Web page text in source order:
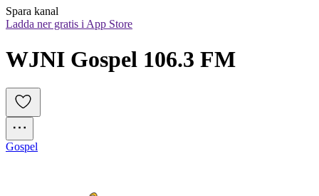
Spara kanal
Ladda ner gratis i App Store
WJNI Gospel 106.3 FM
Gospel